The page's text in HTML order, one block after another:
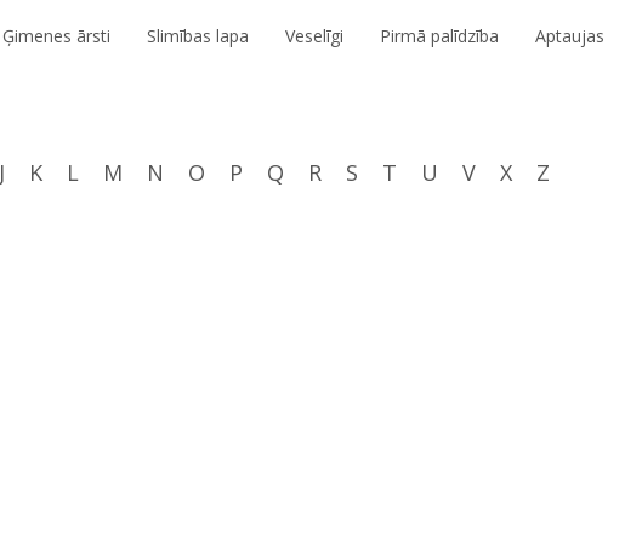
Ģimenes ārsti Slimības lapa Veselīgi Pirmā palīdzība Aptaujas
J K L M N O P Q R S T U V X Z